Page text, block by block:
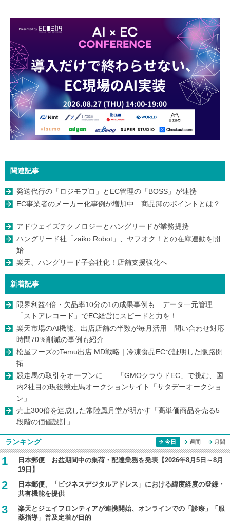
関連記事
発送代行の「ロジモプロ」とEC管理の「BOSS」が連携
EC事業者のメーカー化事例が増加中 商品卸のポイントとは？
アドウェイズテクノロジーとハングリードが業務提携
ハングリード社「zaiko Robot」、ヤフオク！との在庫連動を開
始
楽天、ハングリード子会社化！店舗支援強化へ
新着記事
限界利益4倍・欠品率10分の1の成果事例も データ一元管理
「ストアレコード」でEC経営にスピードと力を！
楽天市場のAI機能、出店店舗の半数が毎月活用 問い合わせ対応
時間70％削減の事例も紹介
松屋フーズのTemu出店 MD戦略｜冷凍食品ECで証明した販路開
拓
競走馬の取引をオープンに――「GMOクラウドEC」で挑む、国
内2社目の現役競走馬オークションサイト「サタデーオークショ
ン」
売上300倍を達成した常陸風月堂が明かす「高単価商品を売る5
段階の価値設計」
ランキング 今日 週間 月間
1
日本郵便 お盆期間中の集荷・配達業務を発表【2026年8月5日～8月
19日】
2
日本郵便、「ビジネスデジタルアドレス」における緯度経度の登録・
共有機能を提供
3
楽天とジェイフロンティアが連携開始、オンラインでの「診療」「服
薬指導」普及定着が目的